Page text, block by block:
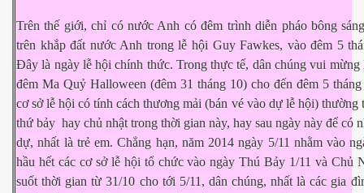
Trên thế giới, chỉ có nước Anh có đêm trình diễn pháo bông
trên khắp đất nước Anh trong lễ hội Guy Fawkes, vào đêm 5
Đây là ngày lễ hội chính thức. Trong thực tế, dân chúng vui mừng
đêm Ma Quỷ Halloween (đêm 31 tháng 10) cho đến đêm 5
cơ sở lễ hội có tính cách thương mải (bán vé vào dự lễ hội) thường
thứ bảy hay chủ nhật trong thời gian này, hay sau ngày này để có
dự, nhất là trẻ em. Chẳng hạn, năm 2014 ngày 5/11 nhằm vào
hầu hết các cơ sở lễ hội tổ chức vào ngày Thú Bảy 1/11 và Chủ
suốt thời gian từ 31/10 cho tới 5/11, dân chúng, nhất là các gia